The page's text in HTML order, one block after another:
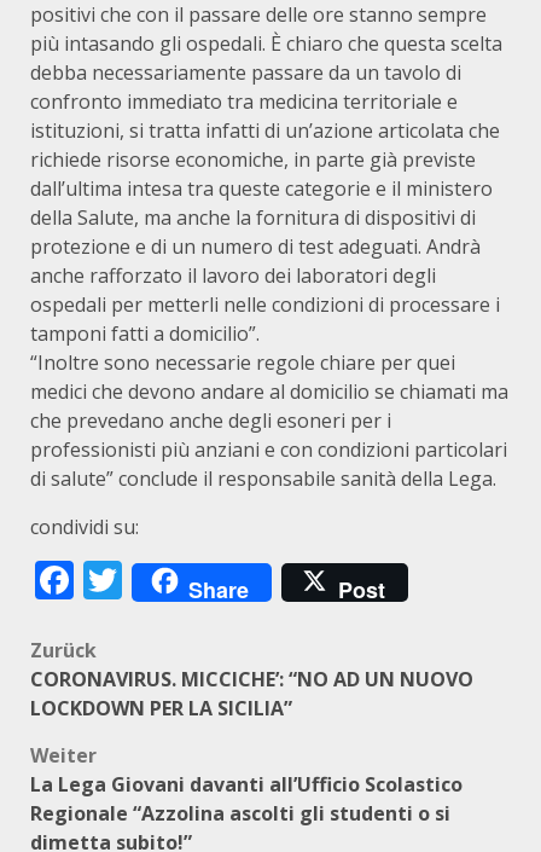
positivi che con il passare delle ore stanno sempre
più intasando gli ospedali. È chiaro che questa scelta
debba necessariamente passare da un tavolo di
confronto immediato tra medicina territoriale e
istituzioni, si tratta infatti di un’azione articolata che
richiede risorse economiche, in parte già previste
dall’ultima intesa tra queste categorie e il ministero
della Salute, ma anche la fornitura di dispositivi di
protezione e di un numero di test adeguati. Andrà
anche rafforzato il lavoro dei laboratori degli
ospedali per metterli nelle condizioni di processare i
tamponi fatti a domicilio”.
“Inoltre sono necessarie regole chiare per quei
medici che devono andare al domicilio se chiamati ma
che prevedano anche degli esoneri per i
professionisti più anziani e con condizioni particolari
di salute” conclude il responsabile sanità della Lega.
condividi su:
Facebook
Twitter
Share Post
Beitragsnavigation
Zurück
CORONAVIRUS. MICCICHE’: “NO AD UN NUOVO
LOCKDOWN PER LA SICILIA”
Weiter
La Lega Giovani davanti all’Ufficio Scolastico
Regionale “Azzolina ascolti gli studenti o si
dimetta subito!”